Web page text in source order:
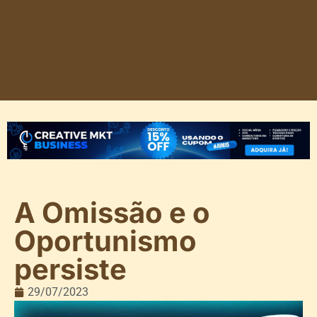
A Omissão e o
Oportunismo
persiste
29/07/2023